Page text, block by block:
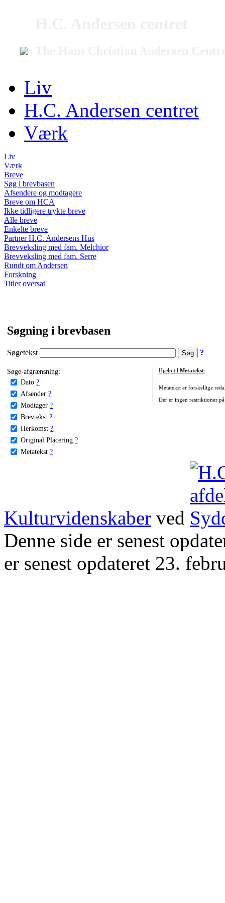
Liv
H.C. Andersen centret
Værk
Liv
Værk
Breve
Søg i brevbasen
Afsendere og modtagere
Breve om HCA
Ikke tidligere trykte breve
Alle breve
Enkelte breve
Partner H.C. Andersens Hus
Brevveksling med fam. Melchior
Brevveksling med fam. Serre
Rundt om Andersen
Forskning
Titler oversat
Søgning i brevbasen
Søgetekst ?
Søge-afgrænsning:
Dato ?
Afsender ?
Modtager ?
Brevtekst ?
Herkomst ?
Original Placering ?
Metatekst ?
Hjælp til Metatekst:
Metatekst er forskellige
Der er ingen restriktioner
Kulturvidenskaber ved
Denne side er senest
er senest opdateret 23.